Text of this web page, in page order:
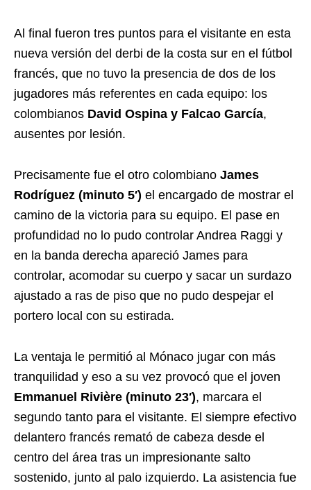
Al final fueron tres puntos para el visitante en esta
nueva versión del derbi de la costa sur en el fútbol
francés, que no tuvo la presencia de dos de los
jugadores más referentes en cada equipo: los
colombianos David Ospina y Falcao García,
ausentes por lesión.
Precisamente fue el otro colombiano James
Rodríguez (minuto 5′) el encargado de mostrar el
camino de la victoria para su equipo. El pase en
profundidad no lo pudo controlar Andrea Raggi y
en la banda derecha apareció James para
controlar, acomodar su cuerpo y sacar un surdazo
ajustado a ras de piso que no pudo despejar el
portero local con su estirada.
La ventaja le permitió al Mónaco jugar con más
tranquilidad y eso a su vez provocó que el joven
Emmanuel Rivière (minuto 23′), marcara el
segundo tanto para el visitante. El siempre efectivo
delantero francés remató de cabeza desde el
centro del área tras un impresionante salto
sostenido, junto al palo izquierdo. La asistencia fue